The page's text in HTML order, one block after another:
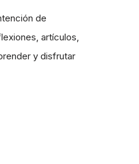
de
artículos,
y disfrutar